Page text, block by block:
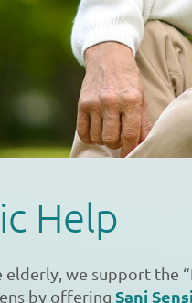
Help
elderly, we support the
by offeringSani